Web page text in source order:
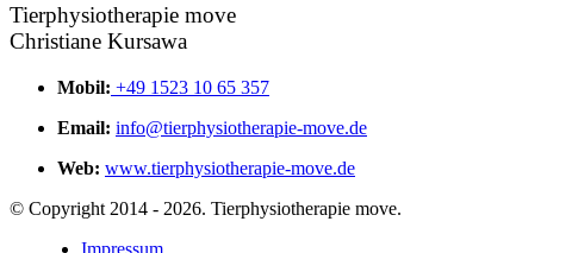
Tierphysiotherapie move
Christiane Kursawa
Mobil: +49 1523 10 65 357
Email: info@tierphysiotherapie-move.de
Web: www.tierphysiotherapie-move.de
© Copyright 2014 - 2026. Tierphysiotherapie move.
Impressum